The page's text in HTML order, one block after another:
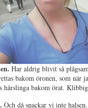
Har aldrig blivit så
bakom öronen, som när
hårslinga bakom örat.
Och då snackar vi inte